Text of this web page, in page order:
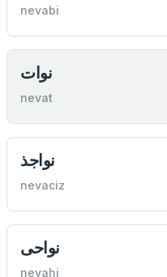
nevabi
نوات
nevat
نواجذ
nevaciz
نواحی
nevahi